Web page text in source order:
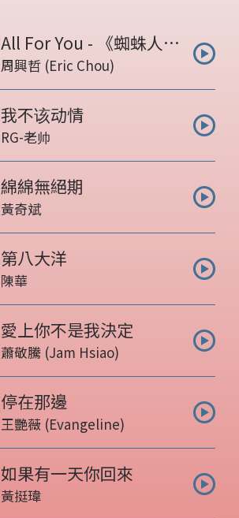
曲目名稱:
All For You - 《蜘蛛人：
重生日》電影片尾曲
表演人:
周興哲 (Eric Chou)
曲目名稱:
我不该动情
表演人:
RG-老帅
曲目名稱:
綿綿無絕期
表演人:
黃奇斌
曲目名稱:
第八大洋
表演人:
陳華
曲目名稱:
愛上你不是我決定
表演人:
蕭敬騰 (Jam Hsiao)
曲目名稱:
停在那邊
表演人:
王艷薇 (Evangeline)
曲目名稱:
如果有一天你回來
表演人:
黃挺瑋